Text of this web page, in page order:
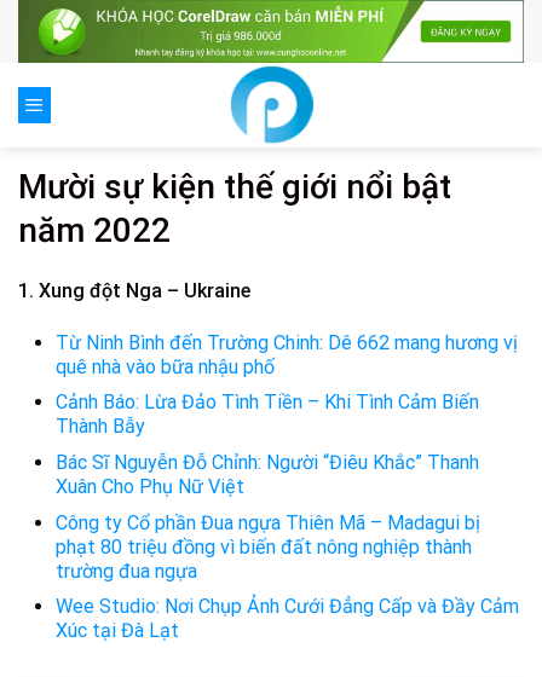
Mười sự kiện thế giới nổi bật
năm 2022
1. Xung đột Nga – Ukraine
Từ Ninh Bình đến Trường Chinh: Dê 662 mang hương vị
quê nhà vào bữa nhậu phố
Cảnh Báo: Lừa Đảo Tình Tiền – Khi Tình Cảm Biến
Thành Bẫy
Bác Sĩ Nguyễn Đỗ Chỉnh: Người “Điêu Khắc” Thanh
Xuân Cho Phụ Nữ Việt
Công ty Cổ phần Đua ngựa Thiên Mã – Madagui bị
phạt 80 triệu đồng vì biến đất nông nghiệp thành
trường đua ngựa
Wee Studio: Nơi Chụp Ảnh Cưới Đẳng Cấp và Đầy Cảm
Xúc tại Đà Lạt